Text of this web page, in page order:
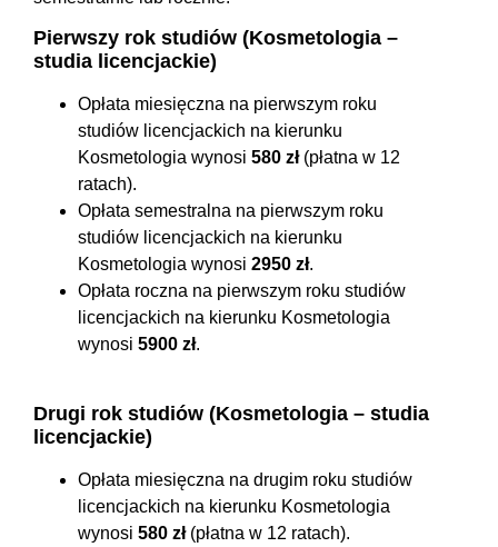
Pierwszy rok studiów (Kosmetologia –
studia licencjackie)
Opłata miesięczna na pierwszym roku
studiów licencjackich na kierunku
Kosmetologia wynosi 580 zł(płatna w 12
ratach).
Opłata semestralna na pierwszym roku
studiów licencjackich na kierunku
Kosmetologia wynosi 2950 zł.
Opłata roczna na pierwszym roku studiów
licencjackich na kierunku Kosmetologia
wynosi 5900 zł.
Drugi rok studiów (Kosmetologia – studia
licencjackie)
Opłata miesięczna na drugim roku studiów
licencjackich na kierunku Kosmetologia
wynosi 580 zł(płatna w 12 ratach).